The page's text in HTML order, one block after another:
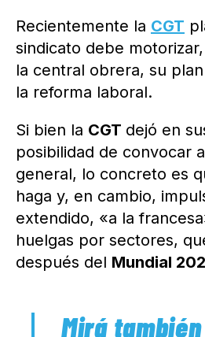
Recientemente la CGT
sindicato debe
la central obrera, su
la reforma laboral.
Si bien la CGT dejó en
posibilidad de convocar
general, lo concreto es
haga y, en cambio,
extendido, «a la
huelgas por sectores,
después del Mundial